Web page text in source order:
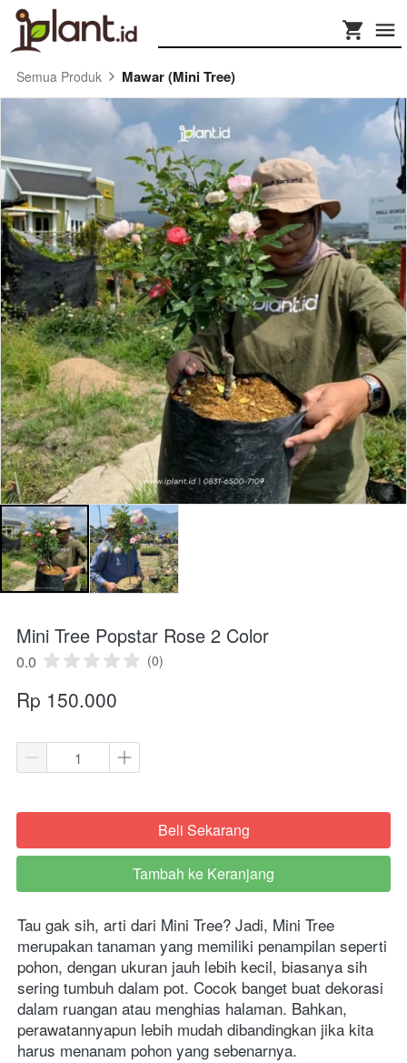
Semua Produk Mawar (Mini Tree)
Mini Tree Popstar Rose 2 Color
0.0 (0)
Rp 150.000
`Beli Sekarang
`
Tambah ke Keranjang
Tau gak sih, arti dari Mini Tree? Jadi, Mini Tree
merupakan tanaman yang memiliki penampilan seperti
pohon, dengan ukuran jauh lebih kecil, biasanya sih
sering tumbuh dalam pot. Cocok banget buat dekorasi
dalam ruangan atau menghias halaman. Bahkan,
perawatannyapun lebih mudah dibandingkan jika kita
harus menanam pohon yang sebenarnya.